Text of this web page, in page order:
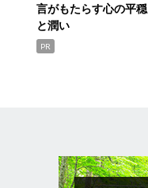
言がもたらす心の平穏
と潤い
PR